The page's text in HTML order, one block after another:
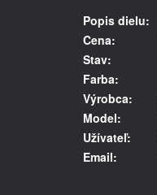
Popis dielu:
Cena:
Stav:
Farba:
Výrobca:
Model:
Užívateľ:
Email: